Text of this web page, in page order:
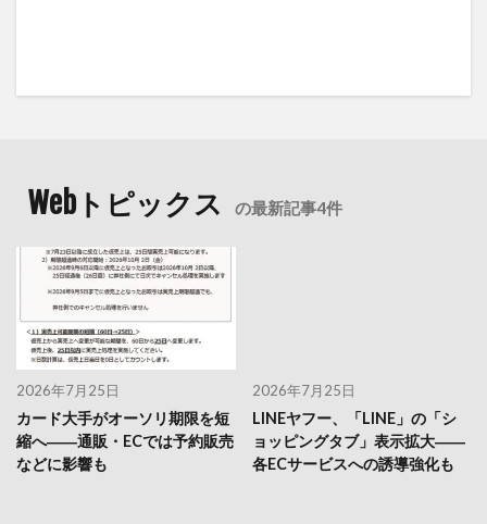
Webトピックス の最新記事4件
2026年7月25日
カード大手がオーソリ期限を短
縮へ――通販・ECでは予約販売
などに影響も
2026年7月25日
LINEヤフー、「LINE」の「シ
ョッピングタブ」表示拡大――
各ECサービスへの誘導強化も